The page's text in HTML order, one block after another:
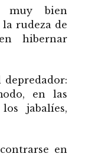
muy bien
rudeza de
hibernar
depredador:
en las
jabalíes,
en